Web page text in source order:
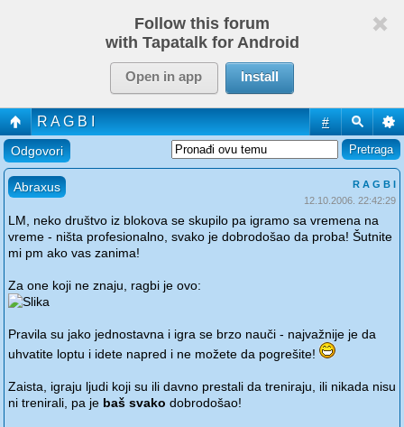
Follow this forum
with Tapatalk for Android
Open in app Install
#
R A G B I
Odgovori
Abraxus
R A G B I
12.10.2006. 22:42:29
LM, neko društvo iz blokova se skupilo pa igramo sa vremena na
vreme - ništa profesionalno, svako je dobrodošao da proba! Šutnite
mi pm ako vas zanima!
Za one koji ne znaju, ragbi je ovo:
Pravila su jako jednostavna i igra se brzo nauči - najvažnije je da
uhvatite loptu i idete napred i ne možete da pogrešite!
Zaista, igraju ljudi koji su ili davno prestali da treniraju, ili nikada nisu
ni trenirali, pa je baš svako dobrodošao!